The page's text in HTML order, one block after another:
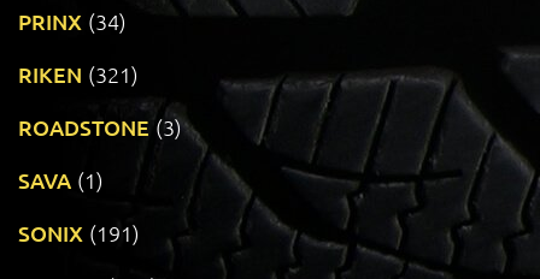
PRINX (34)
RIKEN (321)
ROADSTONE (3)
SAVA (1)
SONIX (191)